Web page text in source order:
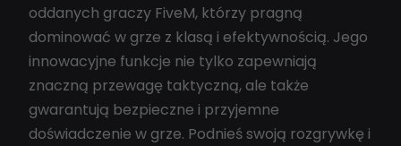
oddanych graczy FiveM, którzy pragną
dominować w grze z klasą i efektywnością. Jego
innowacyjne funkcje nie tylko zapewniają
znaczną przewagę taktyczną, ale także
gwarantują bezpieczne i przyjemne
doświadczenie w grze. Podnieś swoją rozgrywkę i